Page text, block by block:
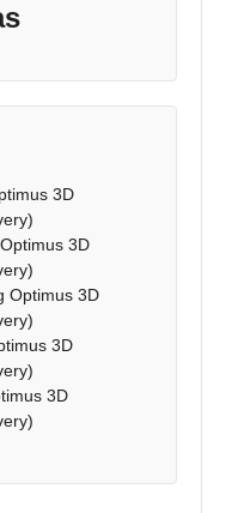
3D
3D
Optimus 3D
3D
3D